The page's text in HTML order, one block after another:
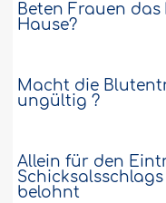
Beten Frauen
Hause?
Macht die
ungültig ?
Allein für den
belohnt